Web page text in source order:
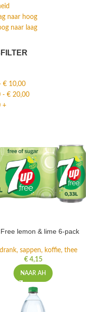
naar hoog
naar laag
€ 10,00
- € 20,00
+
lemon & lime 6-pack
sappen, koffie, thee
€4,15
NAAR AH